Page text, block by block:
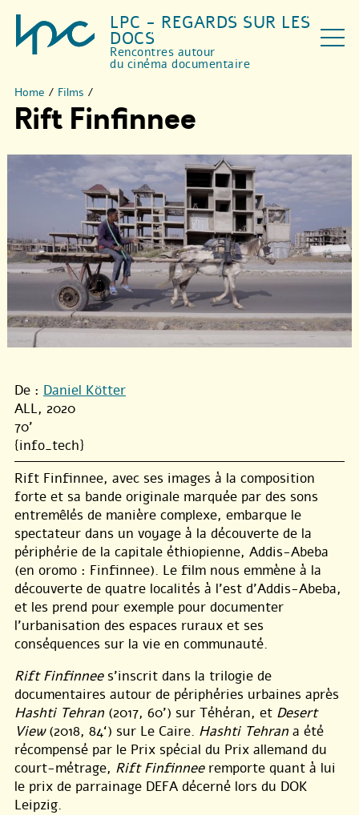
LPC - REGARDS SUR LES
DOCS
Rencontres autour
du cinéma documentaire
Home / Films /
Rift Finfinnee
De : Daniel Kötter
ALL, 2020
70'
{info_tech}
Rift Finfinnee, avec ses images à la composition
forte et sa bande originale marquée par des sons
entremêlés de manière complexe, embarque le
spectateur dans un voyage à la découverte de la
périphérie de la capitale éthiopienne, Addis-Abeba
(en oromo : Finfinnee). Le film nous emmène à la
découverte de quatre localités à l’est d’Addis-Abeba,
et les prend pour exemple pour documenter
l’urbanisation des espaces ruraux et ses
conséquences sur la vie en communauté.
Rift Finfinnees’inscrit dans la trilogie de
documentaires autour de périphéries urbaines après
Hashti Tehran (2017, 60’) sur Téhéran, et Desert
View(2018, 84‘) sur Le Caire. Hashti Tehran a été
récompensé par le Prix spécial du Prix allemand du
court-métrage, Rift Finfinneeremporte quant à lui
le prix de parrainage DEFA décerné lors du DOK
Leipzig.